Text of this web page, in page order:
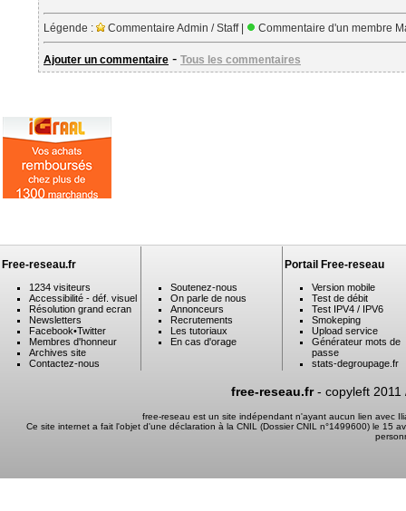
Légende : Commentaire Admin / Staff | Commentaire d'un membre
Ajouter un commentaire - Tous les commentaires
Free-reseau.fr
1234 visiteurs
Accessibilité - déf. visuel
Résolution grand ecran
Newsletters
Facebook•Twitter
Membres d'honneur
Archives site
Contactez-nous
Soutenez-nous
On parle de nous
Annonceurs
Recrutements
Les tutoriaux
En cas d'orage
Portail Free-reseau
Version mobile
Test de débit
Test IPV4 / IPV6
Smokeping
Upload service
Générateur mots de
passe
stats-degroupage.fr
free-reseau.fr- copyleft 2011
free-reseau est un site indépendant n'ayant aucun lien avec
Ce site internet a fait l'objet d'une déclaration à la CNIL (Dossier CNIL n°1499600) le 15